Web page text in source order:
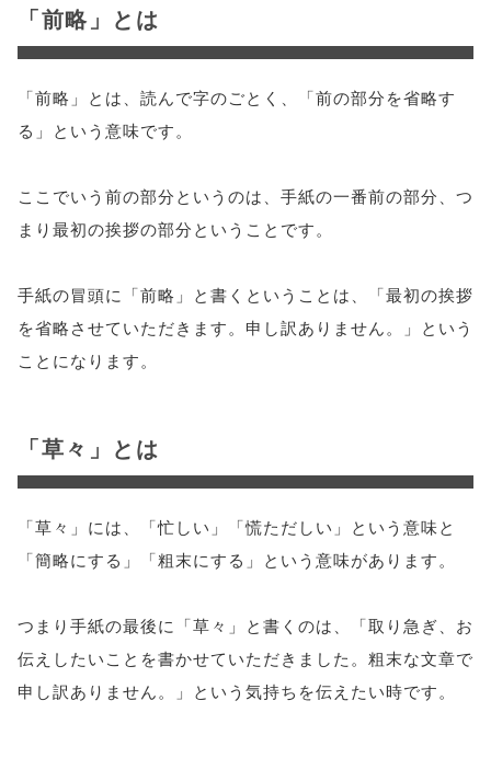
「前略」とは
「前略」とは、読んで字のごとく、「前の部分を省略す
る」という意味です。
ここでいう前の部分というのは、手紙の一番前の部分、つ
まり最初の挨拶の部分ということです。
手紙の冒頭に「前略」と書くということは、「最初の挨拶
を省略させていただきます。申し訳ありません。」という
ことになります。
「草々」とは
「草々」には、「忙しい」「慌ただしい」という意味と
「簡略にする」「粗末にする」という意味があります。
つまり手紙の最後に「草々」と書くのは、「取り急ぎ、お
伝えしたいことを書かせていただきました。粗末な文章で
申し訳ありません。」という気持ちを伝えたい時です。